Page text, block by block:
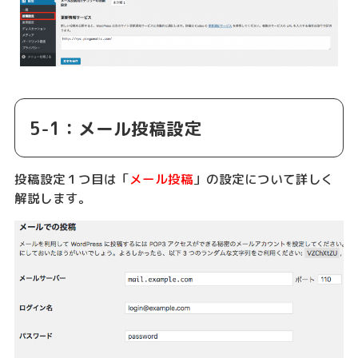
5-1：メール投稿設定
投稿設定１つ目は「メール投稿 」の設定について詳しく
解説します。